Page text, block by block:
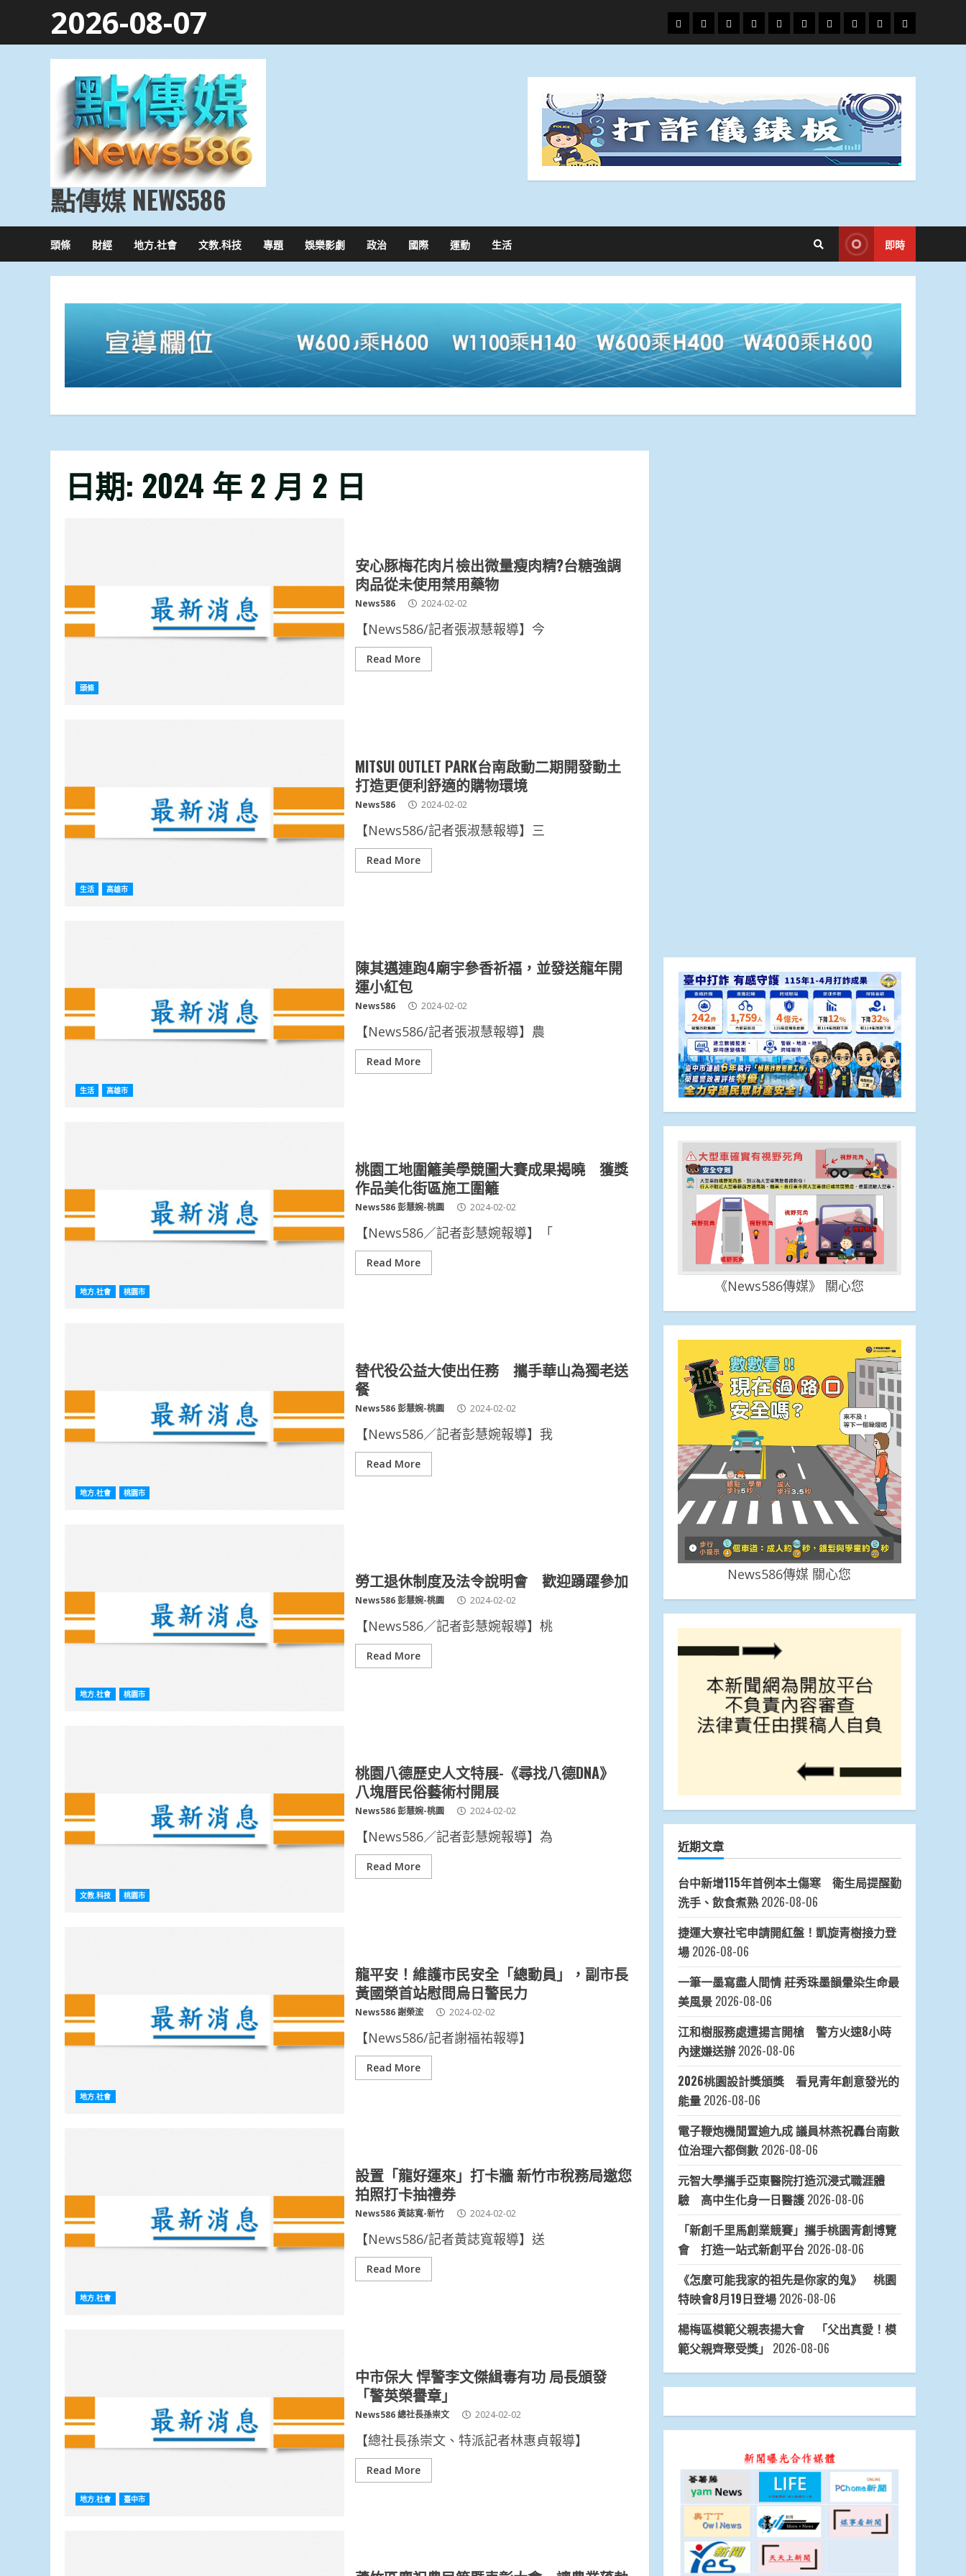
2026-08-07
頭
條
財
經
地
方.
文
教.
專
題
娛
樂
政
治
國
際
運
動
生
活
點傳媒 NEWS586
頭條 財經 地方.社會 文教.科技 專題 娛樂影劇 政治 國際 運動 生活 即時
日期: 2024 年 2 月 2 日
頭條
安心豚梅花肉片檢出微量瘦肉精?台糖強調
肉品從未使用禁用藥物
News586 2024-02-02
【News586/記者張淑慧報導】今
Read More
生活 高雄市
MITSUI OUTLET PARK台南啟動二期開發動土
打造更便利舒適的購物環境
News586 2024-02-02
【News586/記者張淑慧報導】三
Read More
生活 高雄市
陳其邁連跑4廟宇參香祈福，並發送龍年開
運小紅包
News586 2024-02-02
【News586/記者張淑慧報導】農
Read More
地方.社會 桃園市
桃園工地圍籬美學競圖大賽成果揭曉 獲獎
作品美化街區施工圍籬
News586 彭慧婉-桃園 2024-02-02
【News586／記者彭慧婉報導】「
Read More
地方.社會 桃園市
替代役公益大使出任務 攜手華山為獨老送
餐
News586 彭慧婉-桃園 2024-02-02
【News586／記者彭慧婉報導】我
Read More
地方.社會 桃園市
勞工退休制度及法令說明會 歡迎踴躍參加
News586 彭慧婉-桃園 2024-02-02
【News586／記者彭慧婉報導】桃
Read More
文教.科技 桃園市
桃園八德歷史人文特展-《尋找八德DNA》
八塊厝民俗藝術村開展
News586 彭慧婉-桃園 2024-02-02
【News586／記者彭慧婉報導】為
Read More
地方.社會
龍平安！維護市民安全「總動員」，副市長
黃國榮首站慰問烏日警民力
News586 謝榮浤 2024-02-02
【News586/記者謝福祐報導】
Read More
地方.社會
設置「龍好運來」打卡牆 新竹市稅務局邀您
拍照打卡抽禮券
News586 黃誌寬-新竹 2024-02-02
【News586/記者黃誌寬報導】送
Read More
地方.社會 臺中市
中市保大 悍警李文傑緝毒有功 局長頒發
「警英榮譽章」
News586 總社長孫崇文 2024-02-02
【總社長孫崇文、特派記者林惠貞報導】
Read More
《News586傳媒》 關心您
News586傳媒 關心您
近期文章
台中新增115年首例本土傷寒 衛生局提醒勤
洗手、飲食煮熟 2026-08-06
捷運大寮社宅申請開紅盤！凱旋青樹接力登
場 2026-08-06
一筆一墨寫盡人間情 莊秀珠墨韻暈染生命最
美風景 2026-08-06
江和樹服務處遭揚言開槍 警方火速8小時
內逮嫌送辦 2026-08-06
2026桃園設計獎頒獎 看見青年創意發光的
能量 2026-08-06
電子鞭炮機閒置逾九成 議員林燕祝轟台南數
位治理六都倒數 2026-08-06
元智大學攜手亞東醫院打造沉浸式職涯體
驗 高中生化身一日醫護 2026-08-06
「新創千里馬創業競賽」攜手桃園青創博覽
會 打造一站式新創平台 2026-08-06
《怎麼可能我家的祖先是你家的鬼》 桃園
特映會8月19日登場 2026-08-06
楊梅區模範父親表揚大會 「父出真愛！模
範父親齊聚受獎」 2026-08-06